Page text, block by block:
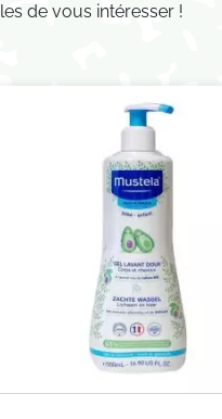
de vous intéresser !